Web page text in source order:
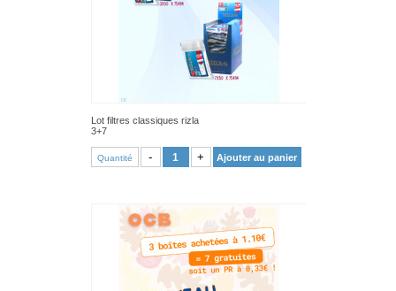
Lot filtres classiques rizla
3+7
Quantité - + Ajouter au panier